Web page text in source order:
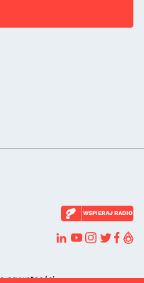
WSPIERAJ RADIO
prywatności